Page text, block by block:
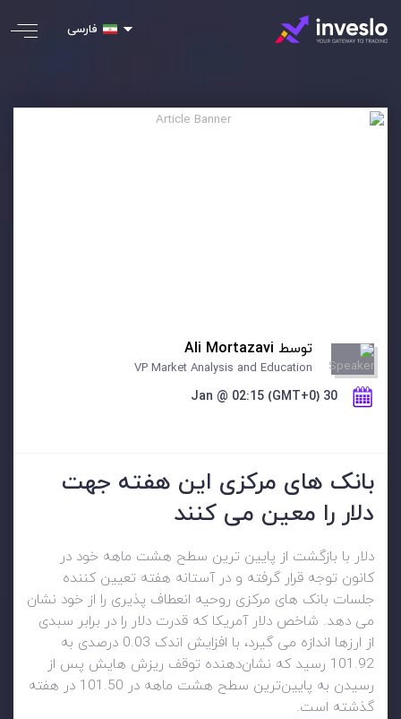
فارسی
توسط Ali Mortazavi
VP Market Analysis and Education
30 Jan @ 02:15 (GMT+0)
بانک های مرکزی این هفته جهت
دلار را معین می کنند
دلار با بازگشت از پایین ترین سطح هشت ماهه خود در
کانون توجه قرار گرفته و در آستانه هفته تعیین کننده
جلسات بانک های مرکزی روحیه انعطاف پذیری را از خود نشان
می دهد. شاخص دلار آمریکا که قدرت دلار را در برابر سبدی
از ارزها اندازه می گیرد، با افزایش اندک 0.03 درصدی به
101.92 رسید که نشان‌دهنده توقف ریزش هایش پس از
رسیدن به پایین‌ترین سطح هشت ماهه در 101.50 در هفته
گذشته است.